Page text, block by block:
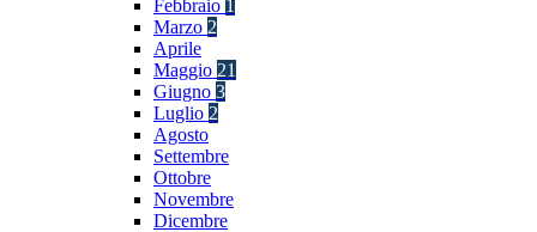
Febbraio 1
Marzo 2
Aprile
Maggio 21
Giugno 3
Luglio 2
Agosto
Settembre
Ottobre
Novembre
Dicembre